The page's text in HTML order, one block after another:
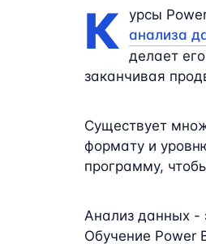
К
урсы
анализа
делает
заканчивая
Существует
формату и
программу,
Анализ данных -
Обучение Power